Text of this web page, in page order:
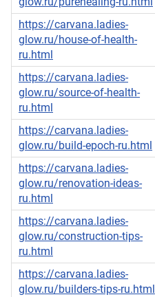
https://carvana.ladies-
glow.ru/house-of-health-
ru.html
https://carvana.ladies-
glow.ru/source-of-health-
ru.html
https://carvana.ladies-
glow.ru/build-epoch-ru.html
https://carvana.ladies-
glow.ru/renovation-ideas-
ru.html
https://carvana.ladies-
glow.ru/construction-tips-
ru.html
https://carvana.ladies-
glow.ru/builders-tips-ru.html